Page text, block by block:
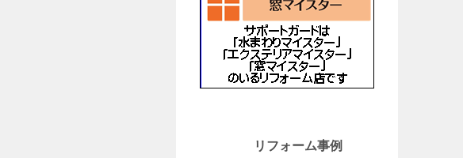
リフォーム事例